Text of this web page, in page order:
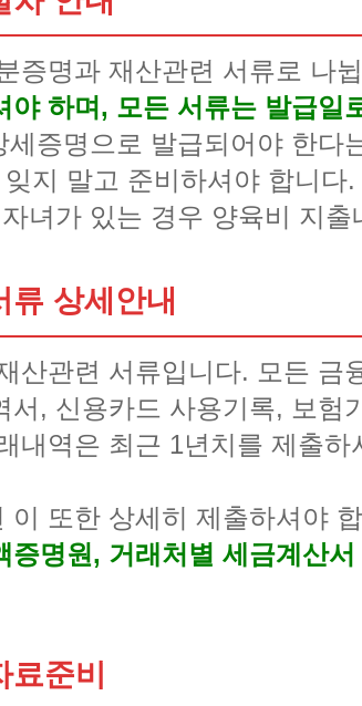
증명과 재산관련 서류로 나
하며, 모든 서류는 발급일
증명으로 발급되어야 한다
지 말고 준비하셔야 합니다
녀가 있는 경우 양육비 지
상세안내
산관련 서류입니다. 모든 금
, 신용카드 사용기록, 보험
내역은 최근 1년치를 제출
또한 상세히 제출하셔야
명원, 거래처별 세금계산
료준비